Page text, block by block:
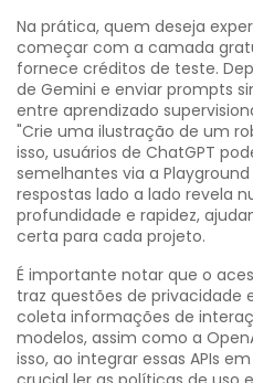
Na prática, quem deseja
começar com a camada
fornece créditos de teste.
de Gemini e enviar prompts
entre aprendizado
"Crie uma ilustração de um
isso, usuários de ChatGPT
semelhantes via a
respostas lado a lado revela
profundidade e rapidez,
certa para cada projeto.
É importante notar que o
traz questões de privacidade
coleta informações de
modelos, assim como a
isso, ao integrar essas APIs